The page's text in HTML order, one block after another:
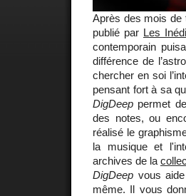
Après des mois de
publié par Les
contemporain
différence de
chercher en soi
pensant fort à sa
DigDeep permet
des notes, ou
réalisé le
la musique et
archives de la
DigDeep vous
même. Il vous